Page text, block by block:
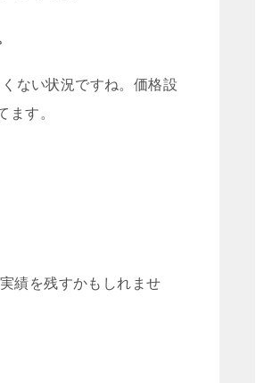
ない状況ですね。価格設
ます。
績を残すかもしれませ